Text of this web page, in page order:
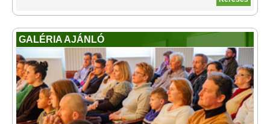
GALÉRIA AJÁNLÓ